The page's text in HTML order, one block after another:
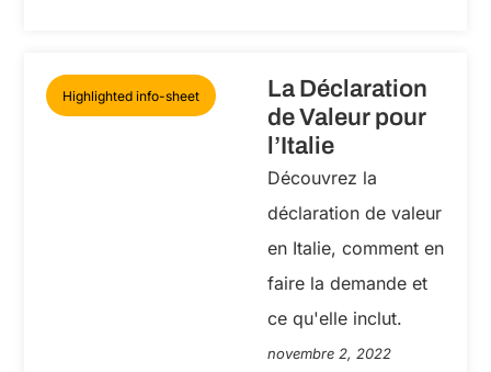
Highlighted info-sheet
La Déclaration
de Valeur pour
l’Italie
Découvrez la
déclaration de valeur
en Italie, comment en
faire la demande et
ce qu'elle inclut.
novembre 2, 2022